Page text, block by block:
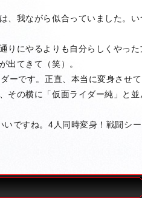
、我ながら似合っていました。い
りにやるよりも自分らしくやった
出てきて（笑）。
ーです。正直、本当に変身させ
その横に「仮面ライダー純」と並
ですね。4人同時変身！戦闘シ